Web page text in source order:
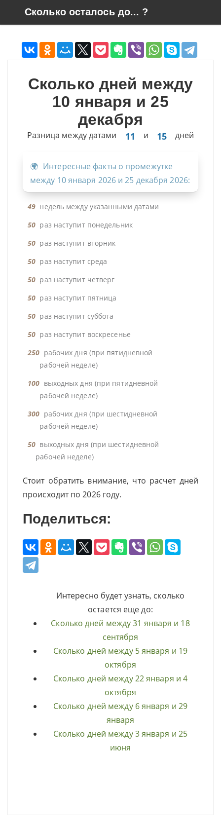
Skip to contentСколько осталось до... ?
Сколько дней между
10 января и 25
декабря
Разница между датами 11 и 15 дней
Интересные факты о промежутке
между 10 января 2026 и 25 декабря 2026:
49 недель между указанными датами
50 раз наступит понедельник
50 раз наступит вторник
50 раз наступит среда
50 раз наступит четверг
50 раз наступит пятница
50 раз наступит суббота
50 раз наступит воскресенье
250 рабочих дня (при пятидневной
рабочей неделе)
100 выходных дня (при пятидневной
рабочей неделе)
300 рабочих дня (при шестидневной
рабочей неделе)
50 выходных дня (при шестидневной
рабочей неделе)
Стоит обратить внимание, что расчет дней
происходит по 2026 году.
Поделиться:
Интересно будет узнать, сколько
остается еще до:
Сколько дней между 31 января и 18
сентября
Сколько дней между 5 января и 19
октября
Сколько дней между 22 января и 4
октября
Сколько дней между 6 января и 29
января
Сколько дней между 3 января и 25
июня